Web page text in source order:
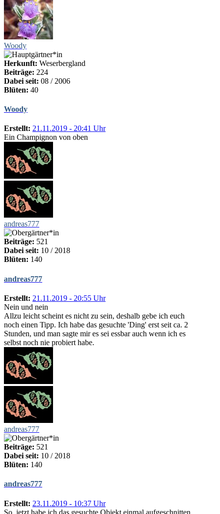
Woody
Herkunft: Weserbergland
Beiträge: 224
Dabei seit: 08 / 2006
Blüten: 40
Woody
Erstellt: 21.11.2019 - 20:41 Uhr
Ein Champignon von oben
andreas777
Beiträge: 521
Dabei seit: 10 / 2018
Blüten: 140
andreas777
Erstellt: 21.11.2019 - 20:55 Uhr
Nein und nein
Allzu leicht scheint es nicht zu sein, deshalb gebe ich euch
noch einen Tipp. Ich habe das gesuchte 'Ding' erst seit ca. 2
Stunden, und man sagte mir es sei essbar auch wenn ich es
selbst noch nie probiert habe.
andreas777
Beiträge: 521
Dabei seit: 10 / 2018
Blüten: 140
andreas777
Erstellt: 23.11.2019 - 10:37 Uhr
So, jetzt habe ich das gesuchte Objekt einmal aufgeschnitten